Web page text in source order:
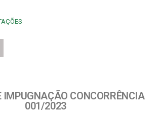
IMPUGNAÇÃO CONCORRÊNCIA
001/2023